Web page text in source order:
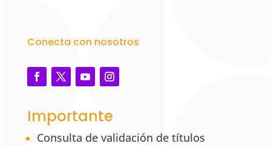
Conecta con nosotros
Importante
Consulta de validación de títulos